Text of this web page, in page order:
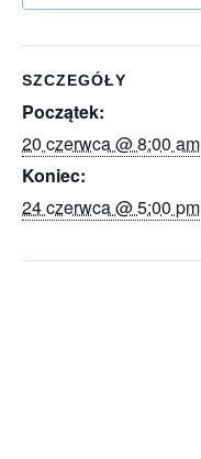
SZCZEGÓŁY
Początek:
20 czerwca @ 8:00 am
Koniec:
24 czerwca @ 5:00 pm